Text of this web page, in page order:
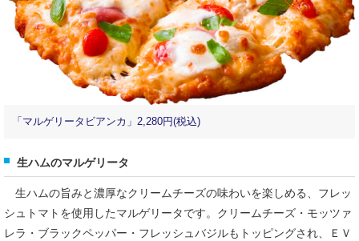
「マルゲリータビアンカ」2,280円(税込)
生ハムのマルゲリータ
生ハムの旨みと濃厚なクリームチーズの味わいを楽しめる、フレッ
シュトマトを使用したマルゲリータです。クリームチーズ・モッツァ
レラ・ブラックペッパー・フレッシュバジルもトッピングされ、ＥＶ